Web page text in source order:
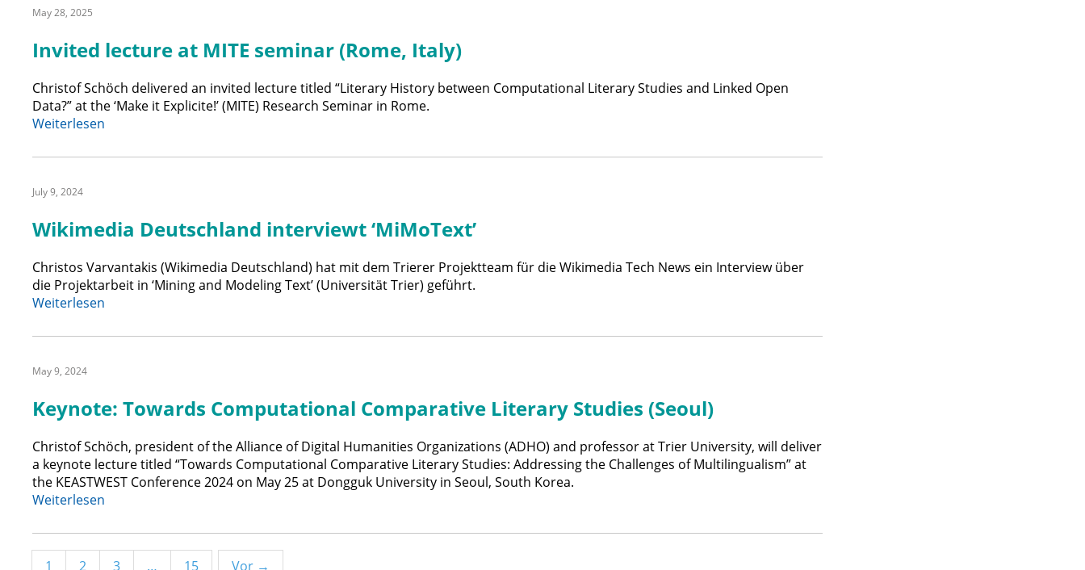
May 28, 2025
Invited lecture at MITE seminar (Rome, Italy)
Christof Schöch delivered an invited lecture titled “Literary History between Computational Literary Studies and Linked Open
Data?” at the ‘Make it Explicite!’ (MITE) Research Seminar in Rome.
Weiterlesen
lecture
(Rome,
July 9, 2024
Wikimedia Deutschland interviewt ‘MiMoText’
Christos Varvantakis (Wikimedia Deutschland) hat mit dem Trierer Projektteam für die Wikimedia Tech News ein Interview über
die Projektarbeit in ‘Mining and Modeling Text’ (Universität Trier) geführt.
Weiterlesen
Deutschland
May 9, 2024
Keynote: Towards Computational Comparative Literary Studies (Seoul)
Christof Schöch, president of the Alliance of Digital Humanities Organizations (ADHO) and professor at Trier University, will deliver
a keynote lecture titled “Towards Computational Comparative Literary Studies: Addressing the Challenges of Multilingualism” at
the KEASTWEST Conference 2024 on May 25 at Dongguk University in Seoul, South Korea.
Weiterlesen
Towards
Computational
1 2 3 … 15 Vor →